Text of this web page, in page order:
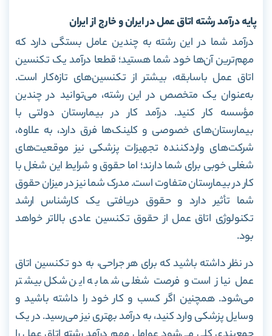
پایه درآمد رشته اتاق عمل در ایران و خارج از ایران
درآمد شما در این رشته به چندین عامل بستگی دارد که
مهم‌ترین آن‌ها خود شما هستید؛ قطعا درآمد یک تکنسین
اتاق عمل باسابقه، بیشتر از تکنسین‌های تازه‌کار است.
به‌عنوان یک متخصص در این رشته، می‌توانید در چندین
مؤسسه کار کنید. درآمد کار در بیمارستان دولتی با
بیمارستان‌های خصوصی و کلینک‌ها فرق دارد، به علاوه،
شرکت‌های واردکننده تجهیزات پزشکی نیز موقعیت‌های
شغلی خوبی برای شما دارند؛ اما حقوق و شرایط این شغل با
کار در بیمارستان متفاوت است.مدرک شما نیز در میزان حقوق
شما تأثیر دارد و حقوق دریافتی یک کارشناس ارشد
تکنولوژی اتاق عمل از حقوق تکنسین عادی بالاتر خواهد
بود.
در نظر داشته باشید که برای هر جراحی، به دو تکنسین اتاق
عمل نیاز است و فرصت شغلی شما به این شکل بیشتر
می‌شود. همچنین اگر کسب و کار خود را داشته باشید و
وسایل پزشکی وارد کنید، به درآمد بهتری نیز می‌رسید.در یک